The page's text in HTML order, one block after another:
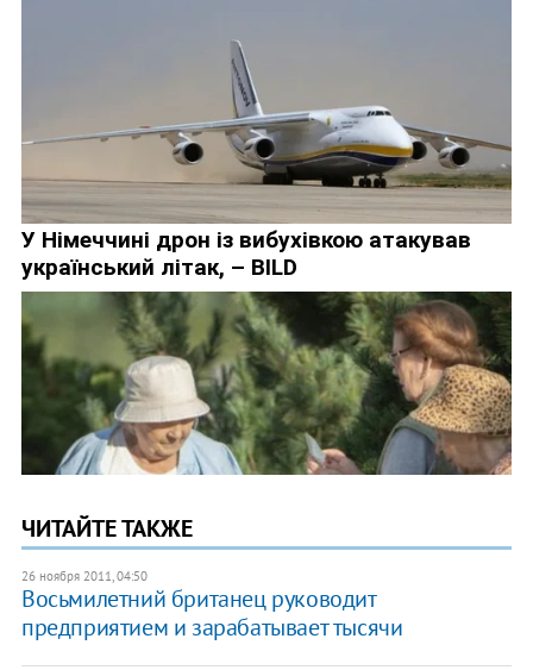
ЧИТАЙТЕ ТАКЖЕ
26 ноября 2011, 04:50
Восьмилетний британец руководит
предприятием и зарабатывает тысячи